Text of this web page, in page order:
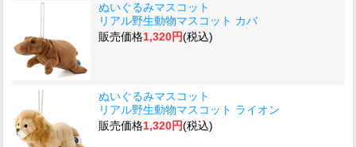
ぬいぐるみマスコット
リアル野生動物マスコット カバ
販売価格1,320円(税込)
ぬいぐるみマスコット
リアル野生動物マスコット ライオン
販売価格1,320円(税込)